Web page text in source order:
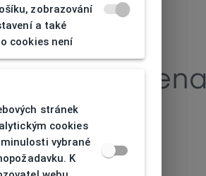
nenalezena
zobrazování
a také
cookies není
stránek
cookies
vybrané
K